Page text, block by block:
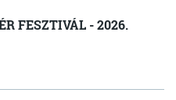
FESZTIVÁL - 2026.